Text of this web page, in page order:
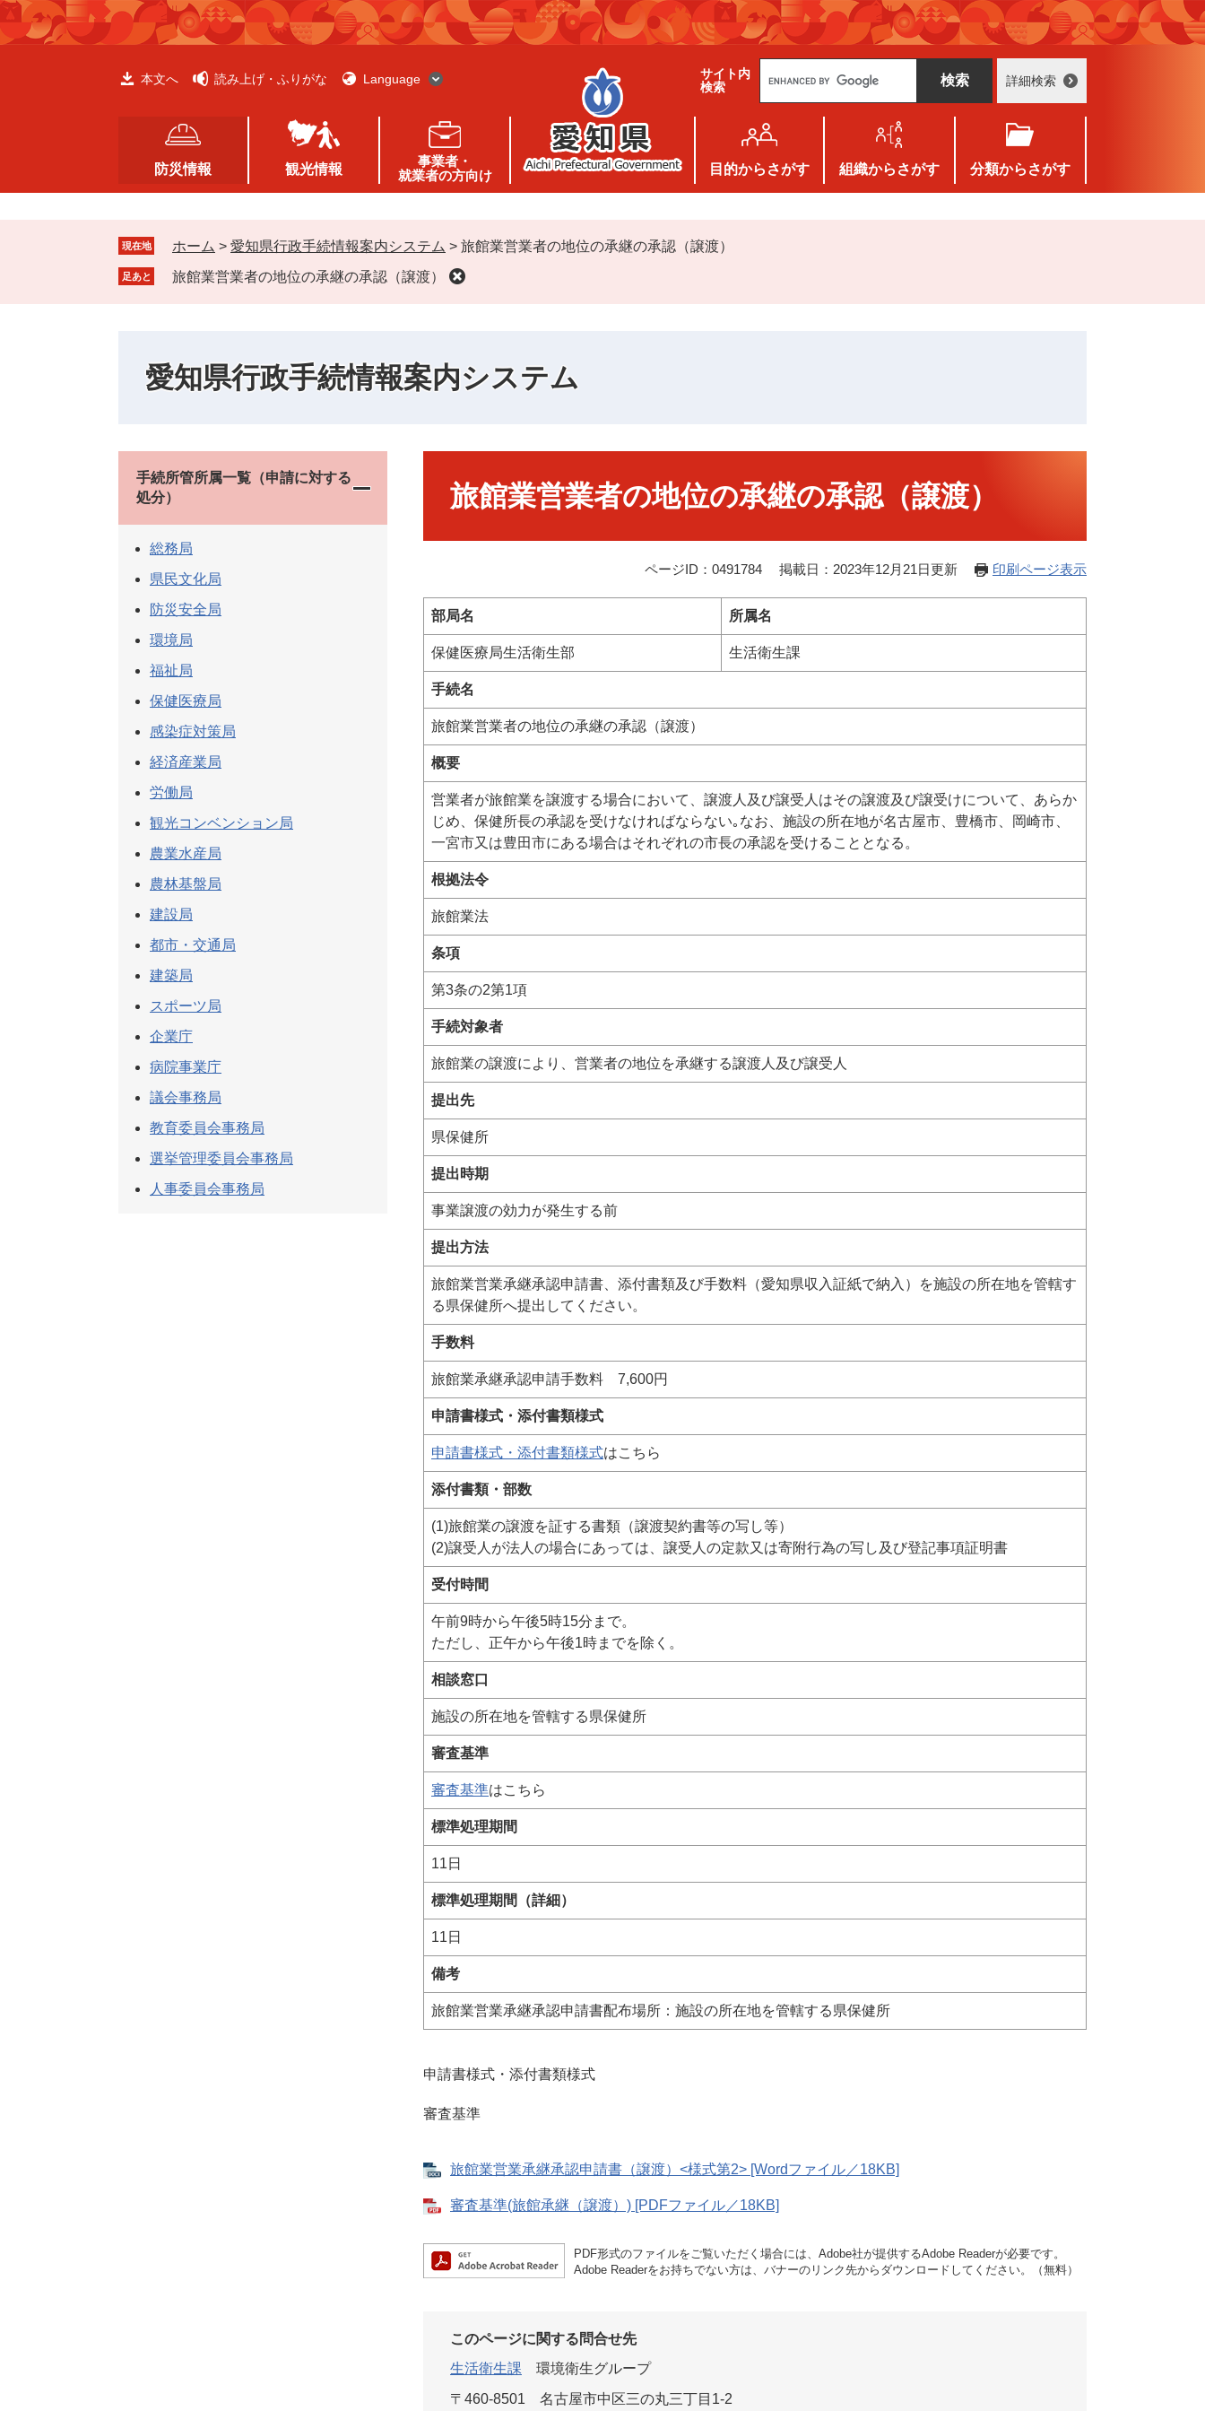
ペ
ー
メ
ニ
本文へ 読み上げ・ふりがな Language
サイト内
検索
g
e
カ
タ
ム
検
詳細検索
防災情報 観光情報
事業者・
就業者の方向け
目的からさがす 組織からさがす 分類からさがす
現在地 ホーム > 愛知県行政手続情報案内システム > 旅館業営業者の地位の承継の承認（譲渡）
足あと 旅館業営業者の地位の承継の承認（譲渡）
愛知県行政手続情報案内システム
旅館業営業者の地位の承継の承認（譲渡）
ページID：0491784 掲載日：2023年12月21日更新 印刷ページ表示
部局名 所属名
保健医療局生活衛生部 生活衛生課
手続名
旅館業営業者の地位の承継の承認（譲渡）
概要
営業者が旅館業を譲渡する場合において、譲渡人及び譲受人はその譲渡及び譲受けについて、あらか
じめ、保健所長の承認を受けなければならない｡なお、施設の所在地が名古屋市、豊橋市、岡崎市、
一宮市又は豊田市にある場合はそれぞれの市長の承認を受けることとなる。
根拠法令
旅館業法
条項
第3条の2第1項
手続対象者
旅館業の譲渡により、営業者の地位を承継する譲渡人及び譲受人
提出先
県保健所
提出時期
事業譲渡の効力が発生する前
提出方法
旅館業営業承継承認申請書、添付書類及び手数料（愛知県収入証紙で納入）を施設の所在地を管轄す
る県保健所へ提出してください。
手数料
旅館業承継承認申請手数料 7,600円
申請書様式・添付書類様式
申請書様式・添付書類様式はこちら
添付書類・部数
(1)旅館業の譲渡を証する書類（譲渡契約書等の写し等）
​(2)譲受人が法人の場合にあっては、譲受人の定款又は寄附行為の写し及び登記事項証明書
受付時間
午前9時から午後5時15分まで。
ただし、正午から午後1時までを除く。
相談窓口
施設の所在地を管轄する県保健所
審査基準
審査基準はこちら
標準処理期間
11日
標準処理期間（詳細）
11日
備考
旅館業営業承継承認申請書配布場所：施設の所在地を管轄する県保健所
申請書様式・添付書類様式
審査基準
旅館業営業承継承認申請書（譲渡）<様式第2> [Wordファイル／18KB]
審査基準(旅館承継（譲渡）) [PDFファイル／18KB]
PDF形式のファイルをご覧いただく場合には、Adobe社が提供するAdobe Readerが必要です。
Adobe Readerをお持ちでない方は、バナーのリンク先からダウンロードしてください。（無料）
このページに関する問合せ先
生活衛生課
環境衛生グループ
〒460-8501
名古屋市中区三の丸三丁目1-2
手続所管所属一覧（申請に対する
処分）
総務局
県民文化局
防災安全局
環境局
福祉局
保健医療局
感染症対策局
経済産業局
労働局
観光コンベンション局
農業水産局
農林基盤局
建設局
都市・交通局
建築局
スポーツ局
企業庁
病院事業庁
議会事務局
教育委員会事務局
選挙管理委員会事務局
人事委員会事務局